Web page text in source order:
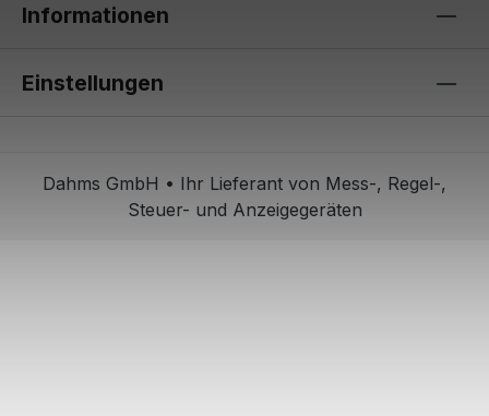
Informationen
Einstellungen
Dahms GmbH • Ihr Lieferant von Mess-, Regel-,
Steuer- und Anzeigegeräten